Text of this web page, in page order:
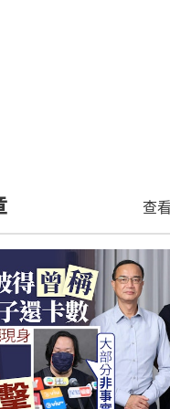
幫兒子找卡數：得一個仔
邱淑貞二女沈日度假曬
大愈標緻完美複製媽媽
前TVB富二代小生過檔
劇 曾酒駕一度唔認數被
黎彼得離世｜兒子黎樹德